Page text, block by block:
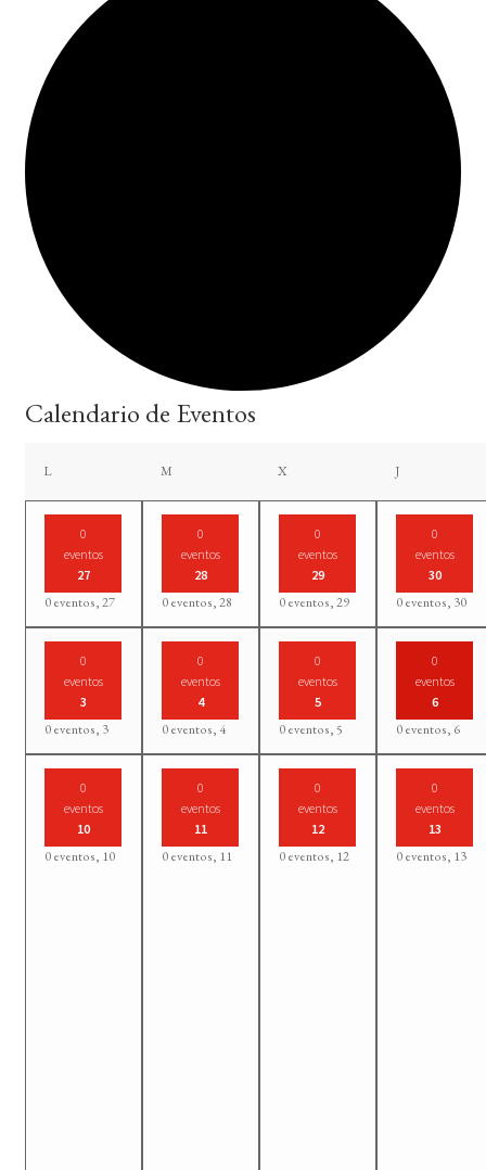
Calendario de Eventos
Llunes Mmartes Xmiércoles Jjueves
0
eventos
27
0 eventos,27
0
eventos
28
0 eventos,28
0
eventos
29
0 eventos,29
0
eventos
30
0 eventos, 30
0
eventos
3
0 eventos, 3
0
eventos
4
0 eventos, 4
0
eventos
5
0 eventos,5
0
eventos
6
0 eventos, 6
0
eventos
10
0 eventos, 10
0
eventos
11
0 eventos, 11
0
eventos
12
0 eventos, 12
0
eventos
13
0 eventos, 13